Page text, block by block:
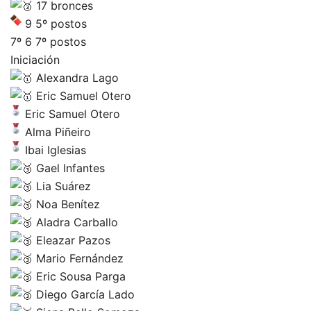
17 bronces
9 5º postos
7º 6 7º postos
Iniciación
Alexandra Lago
Eric Samuel Otero
Eric Samuel Otero
Alma Piñeiro
Ibai Iglesias
Gael Infantes
Lia Suárez
Noa Benítez
Aladra Carballo
Eleazar Pazos
Mario Fernández
Eric Sousa Parga
Diego García Lado